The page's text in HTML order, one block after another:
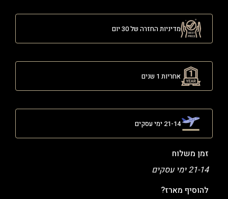
מדיניות החזרה של 30 יום
אחריות 1 שנים
21-14 ימי עסקים
זמן משלוח
21-14 ימי עסקים
להוסיף מארז?